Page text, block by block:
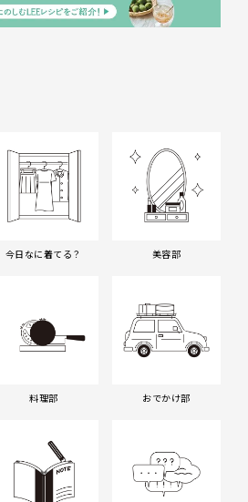
今日なに着てる？ 美容部
料理部 おでかけ部